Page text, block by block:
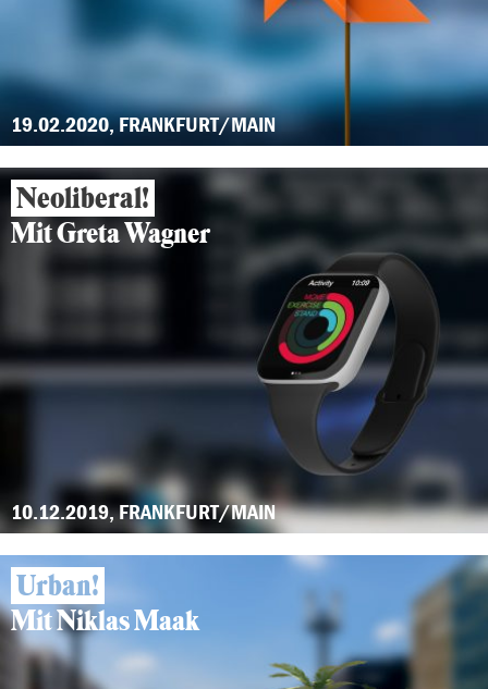
19.02.2020, FRANKFURT/MAIN
Neoliberal!
Mit Greta Wagner
10.12.2019, FRANKFURT/MAIN
Urban!
Mit Niklas Maak